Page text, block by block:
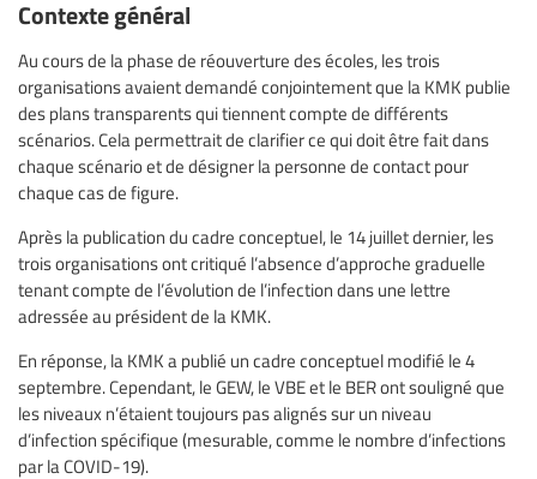
Contexte général
Au cours de la phase de réouverture des écoles, les trois
organisations avaient demandé conjointement que la KMK publie
des plans transparents qui tiennent compte de différents
scénarios. Cela permettrait de clarifier ce qui doit être fait dans
chaque scénario et de désigner la personne de contact pour
chaque cas de figure.
Après la publication du cadre conceptuel, le 14 juillet dernier, les
trois organisations ont critiqué l’absence d’approche graduelle
tenant compte de l’évolution de l’infection dans une lettre
adressée au président de la KMK.
En réponse, la KMK a publié un cadre conceptuel modifié le 4
septembre. Cependant, le GEW, le VBE et le BER ont souligné que
les niveaux n’étaient toujours pas alignés sur un niveau
d’infection spécifique (mesurable, comme le nombre d’infections
par la COVID-19).